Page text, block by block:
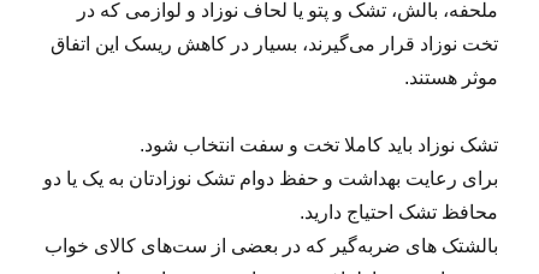
ملحفه، بالش، تشک و پتو یا لحاف نوزاد و لوازمی که در
تخت نوزاد قرار می‌گیرند، بسیار در کاهش ریسک این اتفاق
موثر هستند.
تشک نوزاد باید کاملا تخت و سفت انتخاب شود.
برای رعایت بهداشت و حفظ دوام تشک نوزادتان به یک یا دو
محافظ تشک احتیاج دارید.
بالشتک های ضربه‌گیر که در بعضی از ست‌های کالای خواب